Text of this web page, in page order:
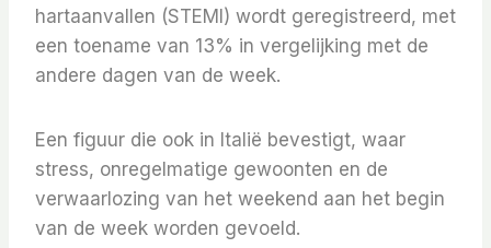
hartaanvallen (STEMI) wordt geregistreerd, met
een toename van 13% in vergelijking met de
andere dagen van de week.
Een figuur die ook in Italië bevestigt, waar
stress, onregelmatige gewoonten en de
verwaarlozing van het weekend aan het begin
van de week worden gevoeld.